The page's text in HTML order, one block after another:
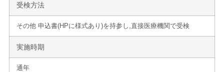
受検方法
その他 申込書(HPに様式あり)を持参し,直接医療機関で受検
実施時期
通年